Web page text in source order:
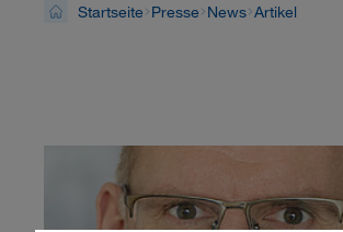
Startseite Presse News Artikel